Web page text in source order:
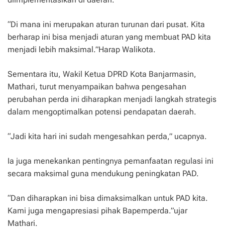
“Di mana ini merupakan aturan turunan dari pusat. Kita
berharap ini bisa menjadi aturan yang membuat PAD kita
menjadi lebih maksimal.”Harap Walikota.
Sementara itu, Wakil Ketua DPRD Kota Banjarmasin,
Mathari, turut menyampaikan bahwa pengesahan
perubahan perda ini diharapkan menjadi langkah strategis
dalam mengoptimalkan potensi pendapatan daerah.
“Jadi kita hari ini sudah mengesahkan perda,” ucapnya.
Ia juga menekankan pentingnya pemanfaatan regulasi ini
secara maksimal guna mendukung peningkatan PAD.
“Dan diharapkan ini bisa dimaksimalkan untuk PAD kita.
Kami juga mengapresiasi pihak Bapemperda.”ujar
Mathari.